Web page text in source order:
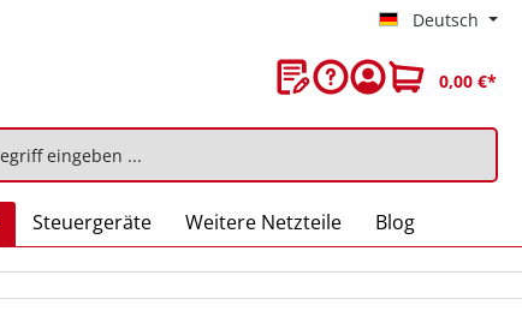
Deutsch
0,00 €*
Steuergeräte Weitere Netzteile Blog